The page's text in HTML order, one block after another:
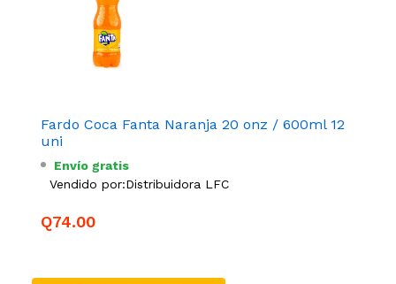
Fardo Coca Fanta Naranja 20 onz / 600ml 12
uni
Envío gratis
Vendido por:Distribuidora LFC
Q74.00